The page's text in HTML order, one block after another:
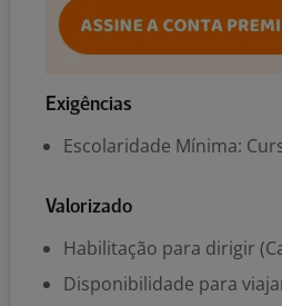
Exigências
Escolaridade Mínima:
Valorizado
Habilitação para dirigir
Disponibilidade para